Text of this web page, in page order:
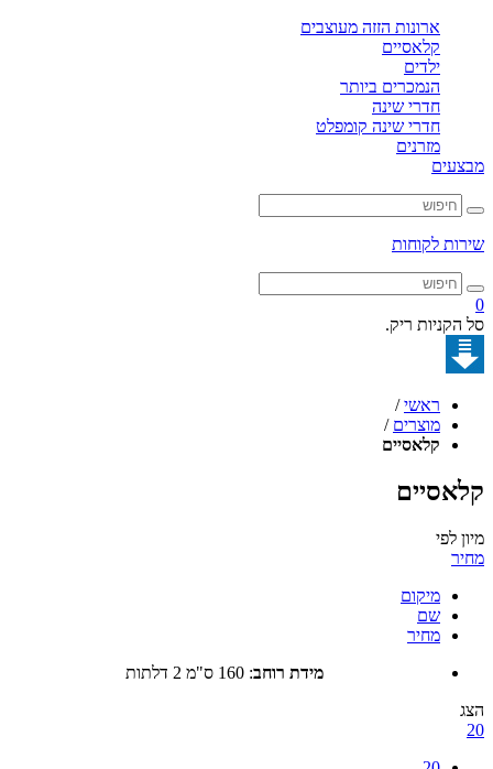
ארונות הזזה מעוצבים
קלאסיים
הנמכרים ביותר
חדרי שינה
חדרי שינה קומפלט
מזרנים
לקוחות
ריק.
ראשי
/
מוצרים /
קלאסיים
מיקום
שם
מחיר
מידת רוחב :160 ס"מ 2 דלתות